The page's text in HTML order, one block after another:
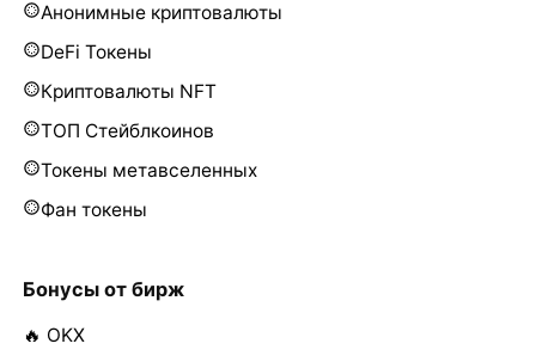
Анонимные криптовалюты
DeFi Токены
Криптовалюты NFT
ТОП Стейблкоинов
Токены метавселенных
Фан токены
Бонусы от бирж
🔥 OKX